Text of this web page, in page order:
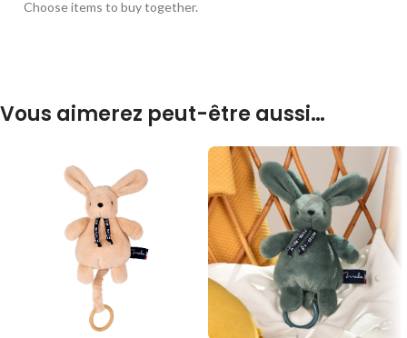
Choose items to buy together.
Vous aimerez peut-être aussi…